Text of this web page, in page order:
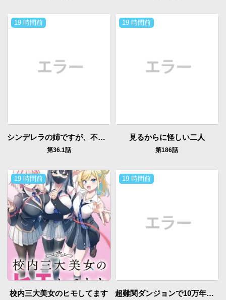
19 時間前
シンデレラの姉ですが、不本意ながら王子と結婚することになりました～身代わり王太子妃は離宮でスローライフを満喫する～
第36.1話
19 時間前
見るからに怪しい二人
第186話
19 時間前
校内三大美女のヒモしてます
19 時間前
超難関ダンジョンで10万年修行した結果、世界最強に ～最弱無能の下剋上～